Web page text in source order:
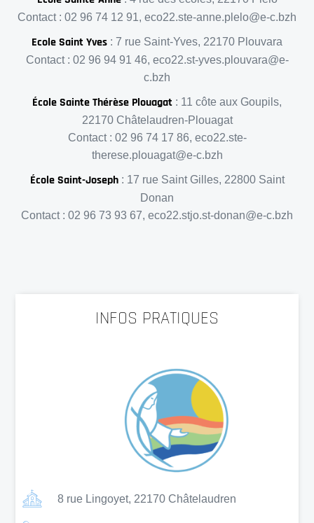
Contact : 02 96 74 12 91, eco22.ste-anne.plelo@e-c.bzh
Ecole Saint Yves : 7 rue Saint-Yves, 22170 Plouvara
Contact : 02 96 94 91 46, eco22.st-yves.plouvara@e-
c.bzh
École Sainte Thérèse Plouagat : 11 côte aux Goupils,
22170 Châtelaudren-Plouagat
Contact : 02 96 74 17 86, eco22.ste-
therese.plouagat@e-c.bzh
École Saint-Joseph: 17 rue Saint Gilles, 22800 Saint
Donan
Contact : 02 96 73 93 67, eco22.stjo.st-donan@e-c.bzh
INFOS PRATIQUES
8 rue Lingoyet, 22170 Châtelaudren